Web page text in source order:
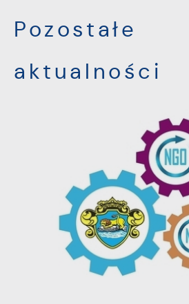
Pozostałe
aktualności